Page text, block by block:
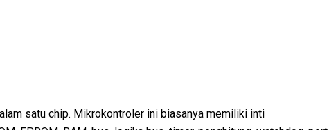
satu chip. Mikrokontroler ini biasanya memiliki inti